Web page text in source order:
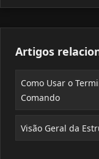
Artigos
Como Usar o
Comando
Visão Geral da